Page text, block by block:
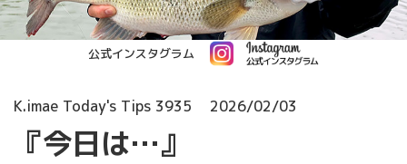
公式インスタグラム
K.imae Today's Tips 3935 2026/02/03
『今日は…』